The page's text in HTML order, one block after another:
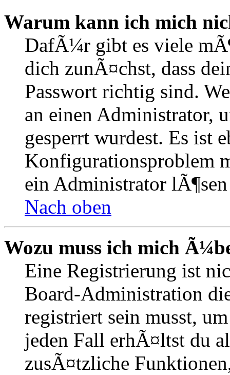
Warum kann ich mich
DafÃ¼r gibt es viele
dich zunÃ¤chst, dass
Passwort richtig sind.
an einen Administrator,
gesperrt wurdest. Es ist
Konfigurationsproblem
ein Administrator lÃ¶sen
Nach oben
Wozu muss ich mich
Eine Registrierung ist
Board-Administration
registriert sein musst,
jeden Fall erhÃ¤ltst du
zusÃ¤tzliche